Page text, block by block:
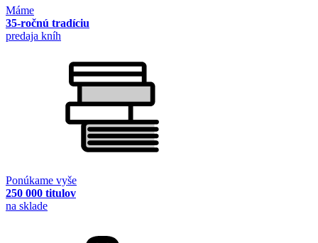
Máme
35-ročnú tradíciu
predaja kníh
Ponúkame vyše
250 000 titulov
na sklade